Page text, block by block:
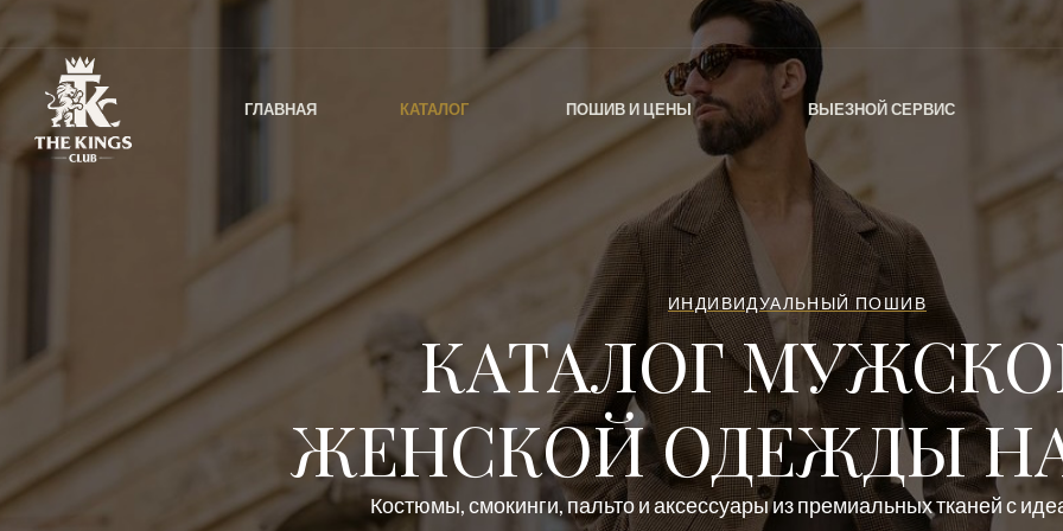
ГЛАВНАЯ КАТАЛОГ ПОШИВ И ЦЕНЫ ВЫЕЗНОЙ СЕРВИС
ИНДИВИДУАЛЬНЫЙ ПОШИВ
КАТАЛОГ
ЖЕНСКОЙ ОДЕЖДЫ
Костюмы, смокинги, пальто и аксессуары из премиальных тканей с